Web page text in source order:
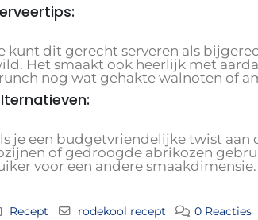
kunt dit gerecht serveren als
Het smaakt ook heerlijk met
nog wat gehakte walnoten of
je een budgetvriendelijke twist aan
of gedroogde abrikozen
voor een andere smaakdimensie.
Recept rodekool recept 0 Reacties